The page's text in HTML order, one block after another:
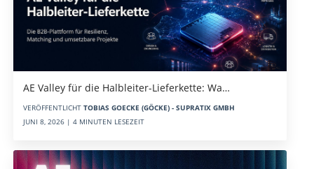
AE Valley für die Halbleiter-Lieferkette: Wa…
VERÖFFENTLICHT TOBIAS GOECKE (GÖCKE) - SUPRATIX GMBH
JUNI 8, 2026 | 4 MINUTEN LESEZEIT